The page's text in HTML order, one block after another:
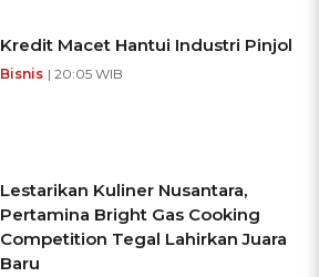
Kredit Macet Hantui Industri Pinjol
Bisnis | 20:05 WIB
Lestarikan Kuliner Nusantara,
Pertamina Bright Gas Cooking
Competition Tegal Lahirkan Juara
Baru